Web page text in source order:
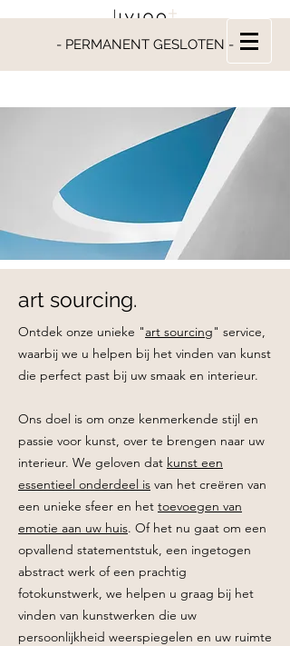
- PERMANENT GESLOTEN -
art sourcing.
Ontdek onze unieke "art sourcing" service,
waarbij we u helpen bij het vinden van kunst
die perfect past bij uw smaak en interieur.
Ons doel is om onze kenmerkende stijl en
passie voor kunst, over te brengen naar uw
interieur. We geloven dat kunst een
essentieel onderdeel is van het creëren van
een unieke sfeer en het toevoegen van
emotie aan uw huis. Of het nu gaat om een
opvallend statementstuk, een ingetogen
abstract werk of een prachtig
fotokunstwerk, we helpen u graag bij het
vinden van kunstwerken die uw
persoonlijkheid weerspiegelen en uw ruimte